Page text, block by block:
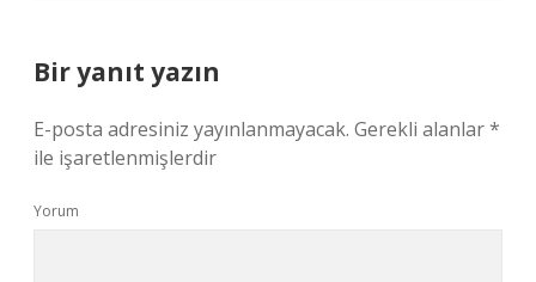
Bir yanıt yazın
E-posta adresiniz yayınlanmayacak. Gerekli alanlar*
ile işaretlenmişlerdir
Yorum